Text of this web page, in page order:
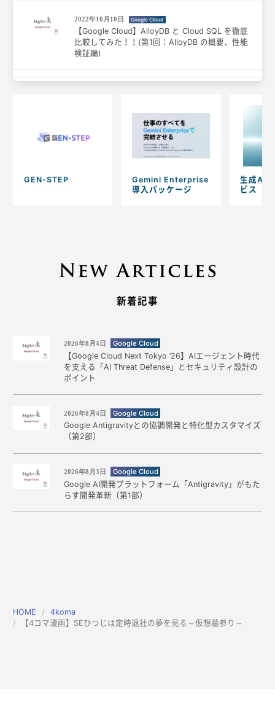
2022年10月10日 Google Cloud
【Google Cloud】AlloyDB と Cloud SQL を徹底
比較してみた！！(第1回：AlloyDB の概要、性能
検証編)
GEN-STEP
Gemini Enterprise
導入パッケージ
生成AI
ビス
新着記事
2026年8月4日 Google Cloud
【Google Cloud Next Tokyo ’26】AIエージェント時代
を支える「AI Threat Defense」とセキュリティ設計の
ポイント
2026年8月4日 Google Cloud
Google Antigravityとの協調開発と特化型カスタマイズ
（第2部）
2026年8月3日 Google Cloud
Google AI開発プラットフォーム「Antigravity」がもた
らす開発革新（第1部）
HOME
4koma
【4コマ漫画】SEひつじは定時退社の夢を見る～仮想墓参り～